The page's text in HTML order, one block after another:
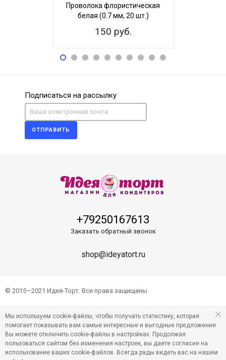
Проволока флористическая
белая (0.7 мм, 20 шт.)
150 руб.
Подписаться на рассылку
ОТПРАВИТЬ
+79250167613
Заказать обратный звонок
shop@ideyatort.ru
© 2015—2021 Идея-Торт. Все права защищены
Мы используем cookie-файлы, чтобы получать статистику, которая
помогает показывать вам самые интересные и выгодные предложения.
Вы можете отключить cookie-файлы в настройках. Продолжая
пользоваться сайтом без изменения настроек, вы даете согласие на
использование ваших cookie-файлов. Всегда рады видеть вас на нашем